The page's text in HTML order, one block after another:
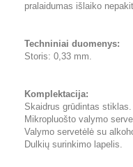
pralaidumas išlaiko
Techniniai duomenys:
Storis: 0,33 mm.
Komplektacija:
Skaidrus grūdintas stiklas.
Mikropluošto valymo
Valymo servetėlė su
Dulkių surinkimo lapelis.